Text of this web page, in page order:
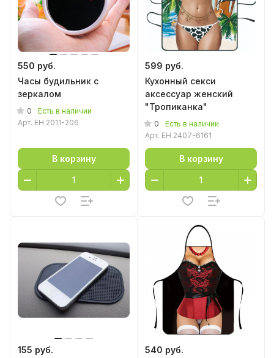
550 руб.
Часы будильник с
зеркалом
0
Есть в наличии
Арт. EH 2011-206
В корзину
599 руб.
Кухонный секси
аксессуар женский
"Тропиканка"
0
Есть в наличии
Арт. EH 2407-6161
В корзину
155 руб.
540 руб.